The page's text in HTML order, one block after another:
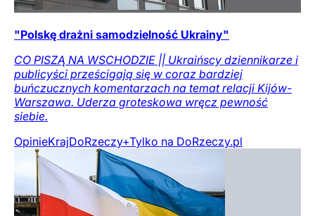
"Polskę drażni samodzielność Ukrainy"
CO PISZĄ NA WSCHODZIE || Ukraińscy dziennikarze i
publicyści prześcigają się w coraz bardziej
buńczucznych komentarzach na temat relacji Kijów-
Warszawa. Uderza groteskowa wręcz pewność
siebie.
OpinieKrajDoRzeczy+Tylko na DoRzeczy.pl